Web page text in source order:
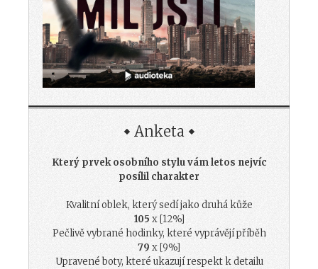
Anketa
Který prvek osobního stylu vám letos nejvíc
posílil charakter
Kvalitní oblek, který sedí jako druhá kůže
105 x [12%]
Pečlivě vybrané hodinky, které vyprávějí příběh
79 x [9%]
Upravené boty, které ukazují respekt k detailu